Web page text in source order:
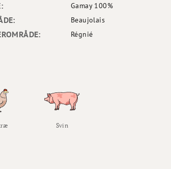
Gamay 100%
Beaujolais
Régnié
Svin